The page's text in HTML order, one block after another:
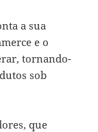
a sua
e o
tornando-
sob
que